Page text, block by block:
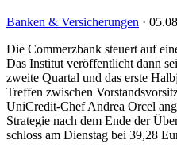
Banken & Versicherungen ·
Die Commerzbank steuert auf
Das Institut veröffentlicht dann
zweite Quartal und das erste
Treffen zwischen
UniCredit-Chef Andrea Orcel
Strategie nach dem Ende der
schloss am Dienstag bei 39,28